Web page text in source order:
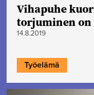
Vihapuhe
torjuminen on
14.8.2019
Työelämä